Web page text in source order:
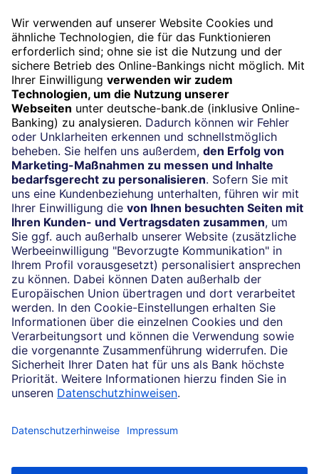
Widerruf
Vertrag widerrufen
Impressum
Konditionen und Preise
Rechtliche Hinweise
Datenschutz
Barrierefreiheit
Cookie-Einstellungen
Sicherheit und Technik
Notfallnummern